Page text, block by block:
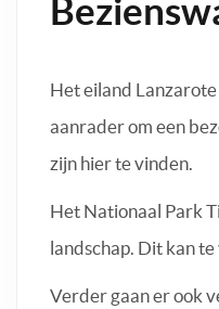
Het eiland
aanrader om een
zijn hier te vinden.
Het Nationaal Park
landschap. Dit kan
Verder gaan er ook